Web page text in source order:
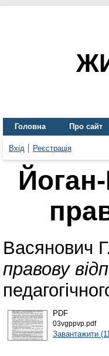
Головна Про сайт
Вхід Реєстрація
Васянович
правову
PDF
03vgppvp.pdf
Завантажити